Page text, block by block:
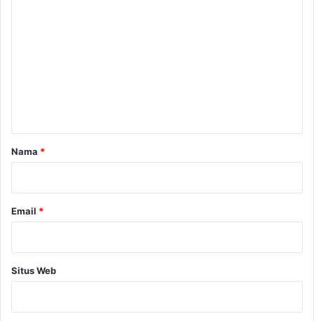
rNama *
Email *
Situs Web